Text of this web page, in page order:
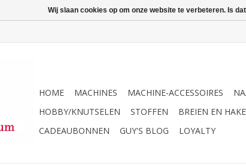
HOME MACHINES MACHINE-ACCESSOIRES
HOBBY/KNUTSELEN
STOFFEN BREIEN EN
CADEAUBONNEN
GUY'S BLOG LOYALTY
Wij slaan cookies op om onze website te verbeteren. Is